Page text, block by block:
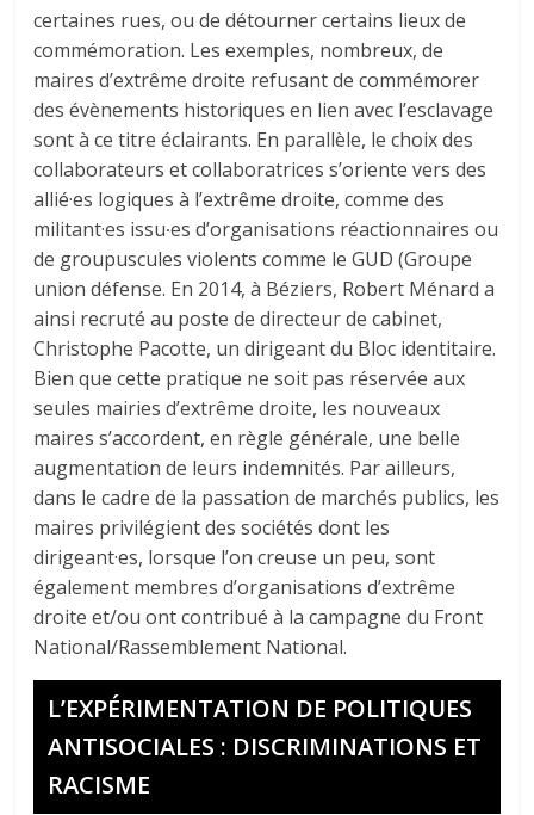
certaines rues, ou de détourner certains lieux de
commémoration. Les exemples, nombreux, de
maires d’extrême droite refusant de commémorer
des évènements historiques en lien avec l’esclavage
sont à ce titre éclairants. En parallèle, le choix des
collaborateurs et collaboratrices s’oriente vers des
allié·es logiques à l’extrême droite, comme des
militant·es issu∙es d’organisations réactionnaires ou
de groupuscules violents comme le GUD (Groupe
union défense. En 2014, à Béziers, Robert Ménard a
ainsi recruté au poste de directeur de cabinet,
Christophe Pacotte, un dirigeant du Bloc identitaire.
Bien que cette pratique ne soit pas réservée aux
seules mairies d’extrême droite, les nouveaux
maires s’accordent, en règle générale, une belle
augmentation de leurs indemnités. Par ailleurs,
dans le cadre de la passation de marchés publics, les
maires privilégient des sociétés dont les
dirigeant·es, lorsque l’on creuse un peu, sont
également membres d’organisations d’extrême
droite et/ou ont contribué à la campagne du Front
National/Rassemblement National.
L’EXPÉRIMENTATION DE POLITIQUES
ANTISOCIALES : DISCRIMINATIONS ET
RACISME